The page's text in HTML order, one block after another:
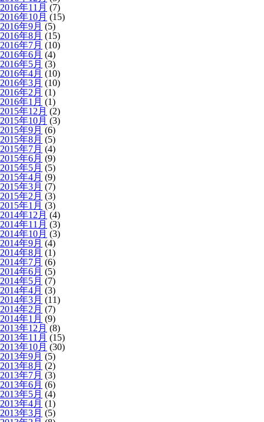
2016年11月 (7)
2016年10月 (15)
2016年9月 (5)
2016年8月 (15)
2016年7月 (10)
2016年6月 (4)
2016年5月 (3)
2016年4月 (10)
2016年3月 (10)
2016年2月 (1)
2016年1月 (1)
2015年12月 (2)
2015年10月 (3)
2015年9月 (6)
2015年8月 (5)
2015年7月 (4)
2015年6月 (9)
2015年5月 (5)
2015年4月 (9)
2015年3月 (7)
2015年2月 (3)
2015年1月 (3)
2014年12月 (4)
2014年11月 (3)
2014年10月 (3)
2014年9月 (4)
2014年8月 (1)
2014年7月 (6)
2014年6月 (5)
2014年5月 (7)
2014年4月 (3)
2014年3月 (11)
2014年2月 (7)
2014年1月 (9)
2013年12月 (8)
2013年11月 (15)
2013年10月 (30)
2013年9月 (5)
2013年8月 (2)
2013年7月 (3)
2013年6月 (6)
2013年5月 (4)
2013年4月 (1)
2013年3月 (5)